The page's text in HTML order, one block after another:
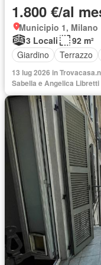
1.800 €/al
Municipio 1, Milano
3 Locali
92 m²
Giardino
Terrazzo
13 lug 2026 in
Sabella e Angelica Libretti